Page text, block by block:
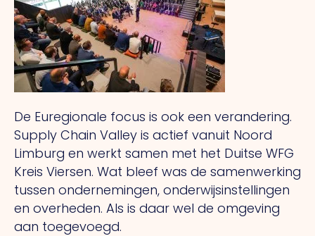
De Euregionale focus is ook een verandering.
Supply Chain Valley is actief vanuit Noord
Limburg en werkt samen met het Duitse WFG
Kreis Viersen. Wat bleef was de samenwerking
tussen ondernemingen, onderwijsinstellingen
en overheden. Als is daar wel de omgeving
aan toegevoegd.